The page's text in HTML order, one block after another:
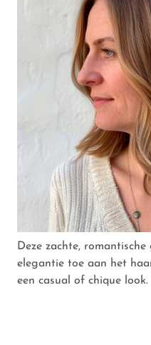
Deze zachte,
elegantie toe aan het
een casual of chique look.